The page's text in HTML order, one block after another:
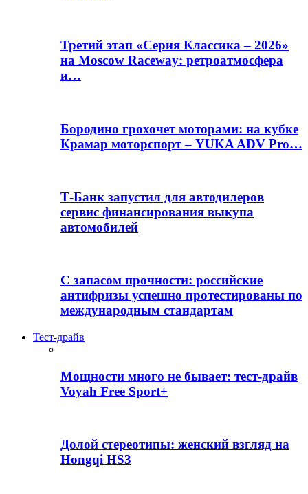
Третий этап «Серия Классика – 2026»
на Moscow Raceway: ретроатмосфера
и…
Бородино грохочет моторами: на кубке
Крамар моторспорт – YUKA ADV Pro…
Т-Банк запустил для автодилеров
сервис финансирования выкупа
автомобилей
С запасом прочности: российские
антифризы успешно протестированы по
международным стандартам
Тест-драйв
Мощности много не бывает: тест-драйв
Voyah Free Sport+
Долой стереотипы: женский взгляд на
Hongqi HS3